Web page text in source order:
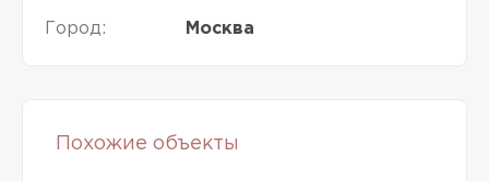
Город: Москва
Похожие объекты